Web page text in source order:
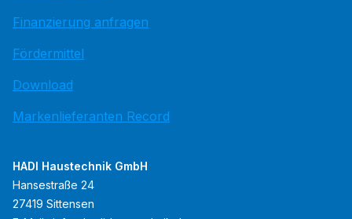
Finanzierung anfragen
Fördermittel
Download
Markenlieferanten Record
HADI Haustechnik GmbH
Hansestraße 24
27419 Sittensen